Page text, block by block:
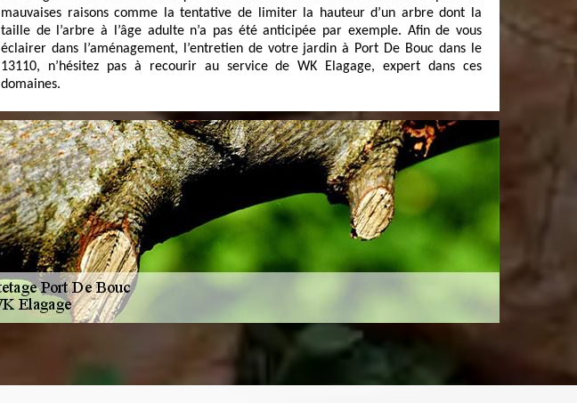
mauvaises raisons comme la tentative de limiter la hauteur d’un arbre dont la
taille de l’arbre à l’âge adulte n’a pas été anticipée par exemple. Afin de vous
éclairer dans l’aménagement, l’entretien de votre jardin à Port De Bouc dans le
13110, n’hésitez pas à recourir au service de WK Elagage, expert dans ces
domaines.